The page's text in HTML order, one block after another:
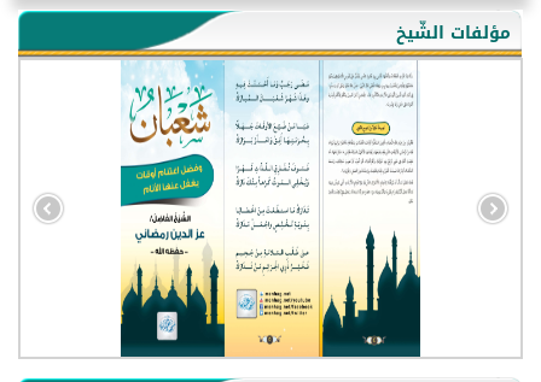
مؤلفات الشّيخ